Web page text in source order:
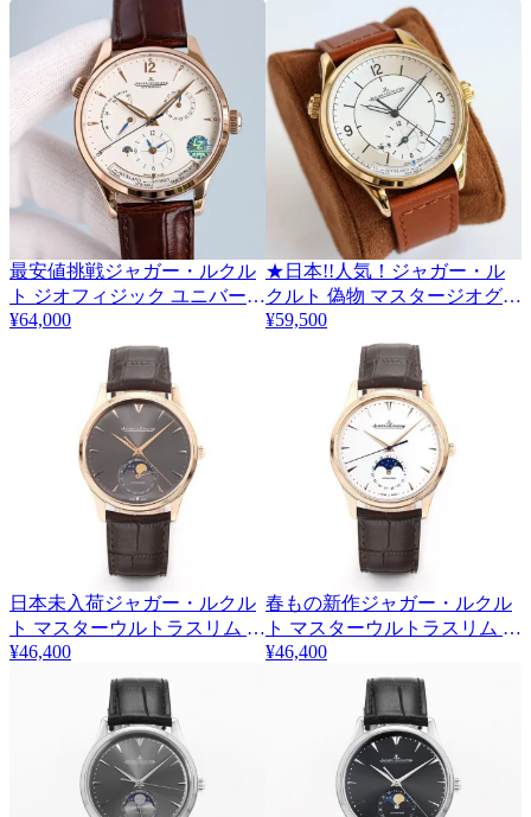
最安値挑戦ジャガー・ルクル
ト ジオフィジック ユニバーサ
ルタイ コピー 42mm 2色
¥64,000
★日本!!人気！ジャガー・ル
クルト 偽物 マスタージオグラ
フィーク 42mm Q1428530
¥59,500
日本未入荷ジャガー・ルクル
ト マスターウルトラスリム ム
ーン 偽物 39mm Jar80082
¥46,400
春もの新作ジャガー・ルクル
ト マスターウルトラスリム ム
ーン コピー 39mm Jar96509
¥46,400